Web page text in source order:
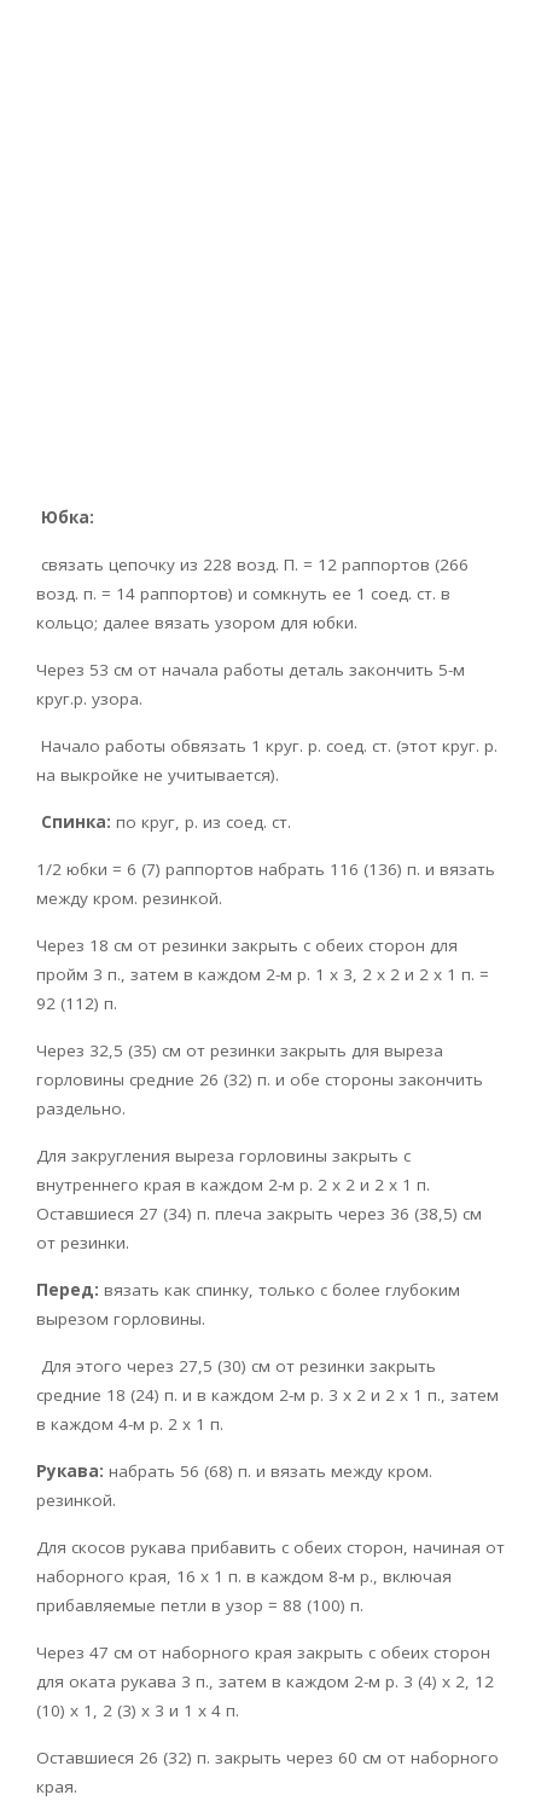
Юбка:
связать цепочку из 228 возд. П. = 12 раппортов (266
возд. п. = 14 раппортов) и сомкнуть ее 1 соед. ст. в
кольцо; далее вязать узором для юбки.
Через 53 см от начала работы деталь закончить 5-м
круг.p. узора.
Начало работы обвязать 1 круг. р. соед. ст. (этот круг. р.
на выкройке не учитывается).
Спинка: по круг, р. из соед. ст.
1/2 юбки = 6 (7) раппортов набрать 116 (136) п. и вязать
между кром. резинкой.
Через 18 см от резинки закрыть с обеих сторон для
пройм 3 п., затем в каждом 2-м р. 1 х 3, 2 x 2 и 2 x 1 п. =
92 (112) п.
Через 32,5 (35) см от резинки закрыть для выреза
горловины средние 26 (32) п. и обе стороны закончить
раздельно.
Для закругления выреза горловины закрыть с
внутреннего края в каждом 2-м р. 2 х 2 и 2 х 1 п.
Оставшиеся 27 (34) п. плеча закрыть через 36 (38,5) см
от резинки.
Перед: вязать как спинку, только с более глубоким
вырезом горловины.
Для этого через 27,5 (30) см от резинки закрыть
средние 18 (24) п. и в каждом 2-м р. 3 х 2 и 2 х 1 п., затем
в каждом 4-м р. 2 х 1 п.
Рукава: набрать 56 (68) п. и вязать между кром.
резинкой.
Для скосов рукава прибавить с обеих сторон, начиная от
наборного края, 16 х 1 п. в каждом 8-м р., включая
прибавляемые петли в узор = 88 (100) п.
Через 47 см от наборного края закрыть с обеих сторон
для оката рукава 3 п., затем в каждом 2-м р. 3 (4) x 2, 12
(10) x 1, 2 (3) x 3 и 1 x 4 п.
Оставшиеся 26 (32) п. закрыть через 60 см от наборного
края.